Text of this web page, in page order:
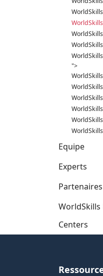
">
Equipe
Experts
Partenaires
Centers